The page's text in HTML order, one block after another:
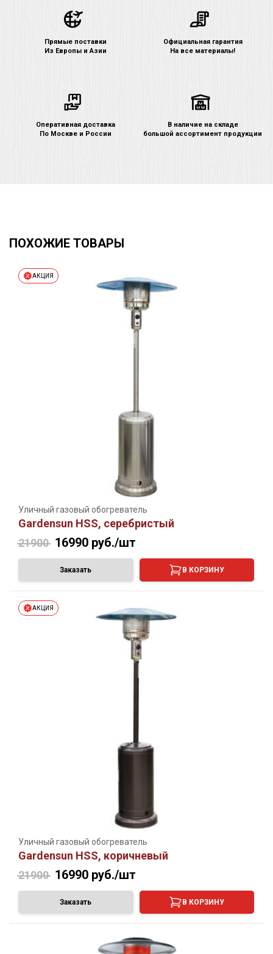
Прямые поставки
Из Европы и Азии
Официальная гарантия
На все материалы!
Оперативная доставка
По Москве и России
В наличие на складе
большой ассортимент продукции
ПОХОЖИЕ ТОВАРЫ
АКЦИЯ
Уличный газовый обогреватель
Gardensun HSS, серебристый
21900 16990 руб./шт
Заказать В КОРЗИНУ
АКЦИЯ
Уличный газовый обогреватель
Gardensun HSS, коричневый
21900 16990 руб./шт
Заказать В КОРЗИНУ